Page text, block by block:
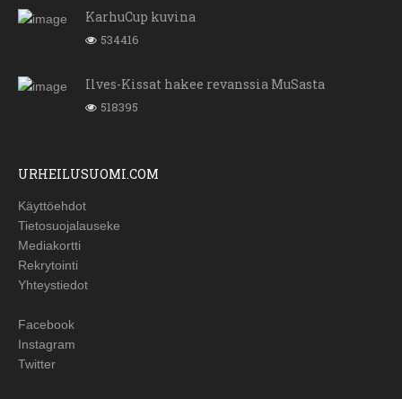
KarhuCup kuvina
534416
Ilves-Kissat hakee revanssia MuSasta
518395
URHEILUSUOMI.COM
Käyttöehdot
Tietosuojalauseke
Mediakortti
Rekrytointi
Yhteystiedot
Facebook
Instagram
Twitter